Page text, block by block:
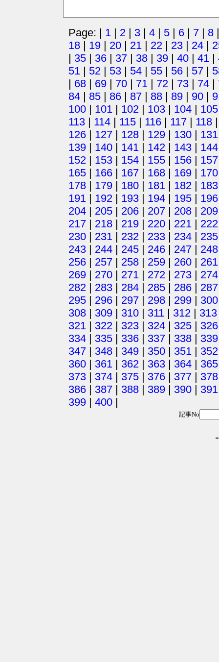
Page: | 1 | 2 | 3 | 4 | 5 | 6 | 7 | 8
18 | 19 | 20 | 21 | 22 | 23 | 24 |
| 35 | 36 | 37 | 38 | 39 | 40 | 41 |
51 | 52 | 53 | 54 | 55 | 56 | 57 |
| 68 | 69 | 70 | 71 | 72 | 73 | 74 |
84 | 85 | 86 | 87 | 88 | 89 | 90 |
100 | 101 | 102 | 103 | 104 | 105
113 | 114 | 115 | 116 | 117 | 118
126 | 127 | 128 | 129 | 130 | 131
139 | 140 | 141 | 142 | 143 | 144
152 | 153 | 154 | 155 | 156 | 157
165 | 166 | 167 | 168 | 169 | 170
178 | 179 | 180 | 181 | 182 | 183
191 | 192 | 193 | 194 | 195 | 196
204 | 205 | 206 | 207 | 208 | 209
217 | 218 | 219 | 220 | 221 | 222
230 | 231 | 232 | 233 | 234 | 235
243 | 244 | 245 | 246 | 247 | 248
256 | 257 | 258 | 259 | 260 | 261
269 | 270 | 271 | 272 | 273 | 274
282 | 283 | 284 | 285 | 286 | 287
295 | 296 | 297 | 298 | 299 | 300
308 | 309 | 310 | 311 | 312 | 313
321 | 322 | 323 | 324 | 325 | 326
334 | 335 | 336 | 337 | 338 | 339
347 | 348 | 349 | 350 | 351 | 352
360 | 361 | 362 | 363 | 364 | 365
373 | 374 | 375 | 376 | 377 | 378
386 | 387 | 388 | 389 | 390 | 391
399 | 400 |
記事No